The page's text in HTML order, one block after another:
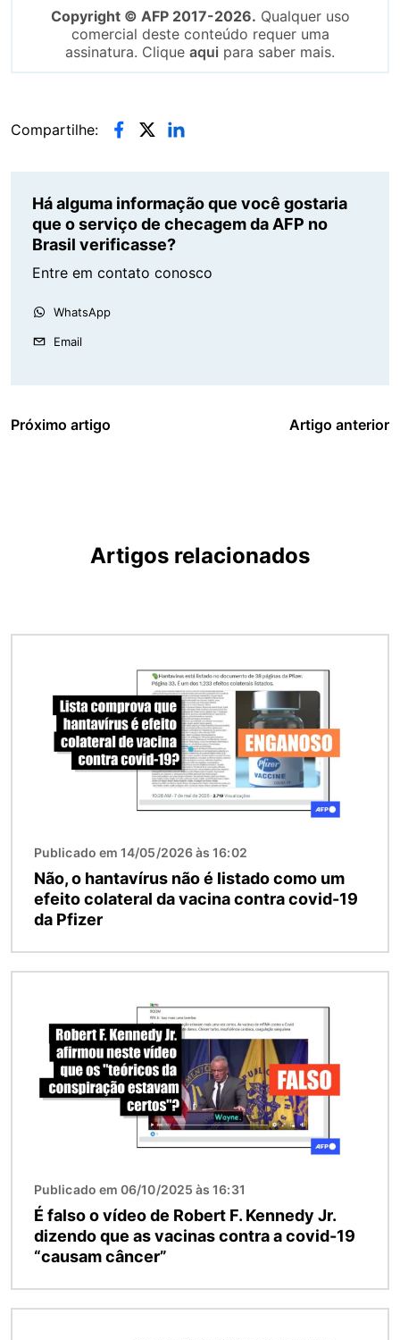
Copyright © AFP 2017-2026. Qualquer uso
comercial deste conteúdo requer uma
assinatura. Clique aqui para saber mais.
Compartilhe:
Há alguma informação que você gostaria
que o serviço de checagem da AFP no
Brasil verificasse?
Entre em contato conosco
WhatsApp
Email
Próximo artigo Artigo anterior
Artigos relacionados
Publicado em 14/05/2026 às 16:02
Não, o hantavírus não é listado como um
efeito colateral da vacina contra covid-19
da Pfizer
Publicado em 06/10/2025 às 16:31
É falso o vídeo de Robert F. Kennedy Jr.
dizendo que as vacinas contra a covid-19
“causam câncer”